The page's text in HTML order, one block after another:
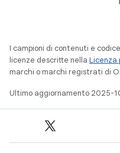
I campioni di contenuti e
licenze descritte nella Licenza
marchi o marchi registrati di
Ultimo aggiornamento 2025-